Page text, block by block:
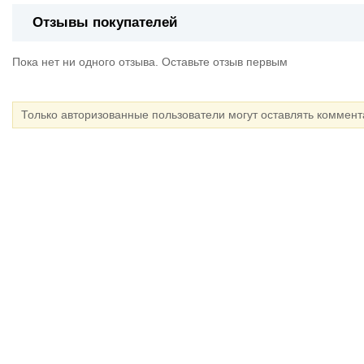
Отзывы покупателей
Пока нет ни одного отзыва. Оставьте отзыв первым
Только авторизованные пользователи могут оставлять